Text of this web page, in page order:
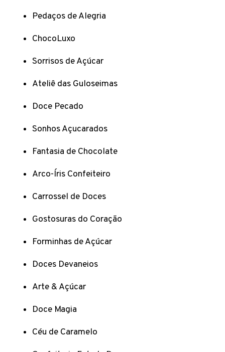
Pedaços de Alegria
ChocoLuxo
Sorrisos de Açúcar
Ateliê das Guloseimas
Doce Pecado
Sonhos Açucarados
Fantasia de Chocolate
Arco-Íris Confeiteiro
Carrossel de Doces
Gostosuras do Coração
Forminhas de Açúcar
Doces Devaneios
Arte & Açúcar
Doce Magia
Céu de Caramelo